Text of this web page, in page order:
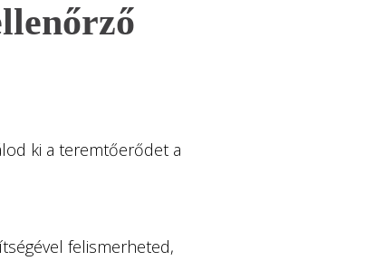
ki a teremtőerődet a
felismerheted,